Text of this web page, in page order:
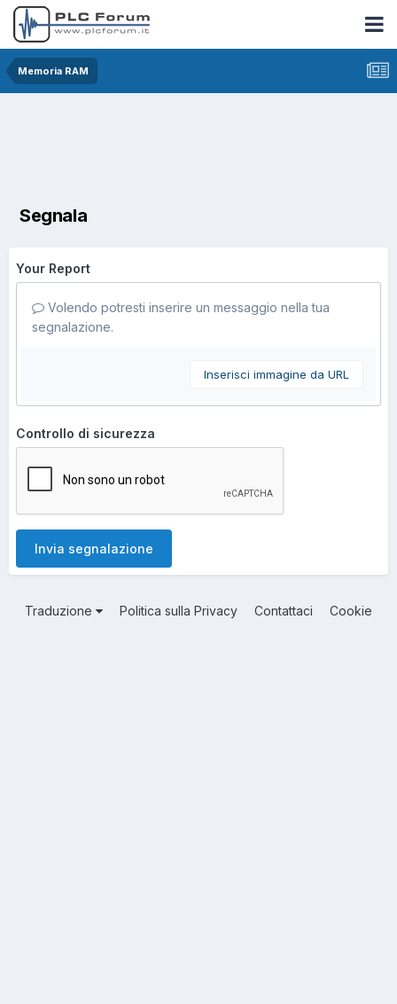
Memoria RAM
Segnala
Your Report
Volendo potresti inserire un messaggio nella tua
segnalazione.
Inserisci immagine da URL
Controllo di sicurezza
Invia segnalazione
Traduzione Politica sulla Privacy Contattaci Cookie